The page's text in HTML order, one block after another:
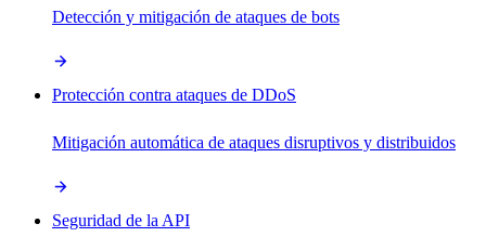
Detección y mitigación de ataques de bots
Protección contra ataques de DDoS
Mitigación automática de ataques disruptivos y distribuidos
Seguridad de la API